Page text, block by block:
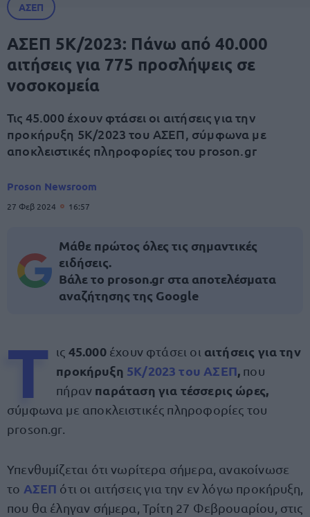
ΑΣΕΠ
ΑΣΕΠ 5Κ/2023: Πάνω από 40.000
αιτήσεις για 775 προσλήψεις σε
νοσοκομεία
Τις 45.000 έχουν φτάσει οι αιτήσεις για την
προκήρυξη 5Κ/2023 του ΑΣΕΠ, σύμφωνα με
αποκλειστικές πληροφορίες του proson.gr
Proson Newsroom
27 Φεβ 2024 16:57
Μάθε πρώτος όλες τις σημαντικές
ειδήσεις.
Βάλε το proson.gr στα αποτελέσματα
αναζήτησης της Google
Τ ις 45.000 έχουν φτάσει οι αιτήσεις για την
προκήρυξη 5Κ/2023 του ΑΣΕΠ, που
πήραν παράταση για τέσσερις ώρες,
σύμφωνα με αποκλειστικές πληροφορίες του
proson.gr.
Υπενθυμίζεται ότι νωρίτερα σήμερα, ανακοίνωσε
το ΑΣΕΠ ότι οι αιτήσεις για την εν λόγω προκήρυξη,
που θα έληγαν σήμερα, Τρίτη 27 Φεβρουαρίου, στις